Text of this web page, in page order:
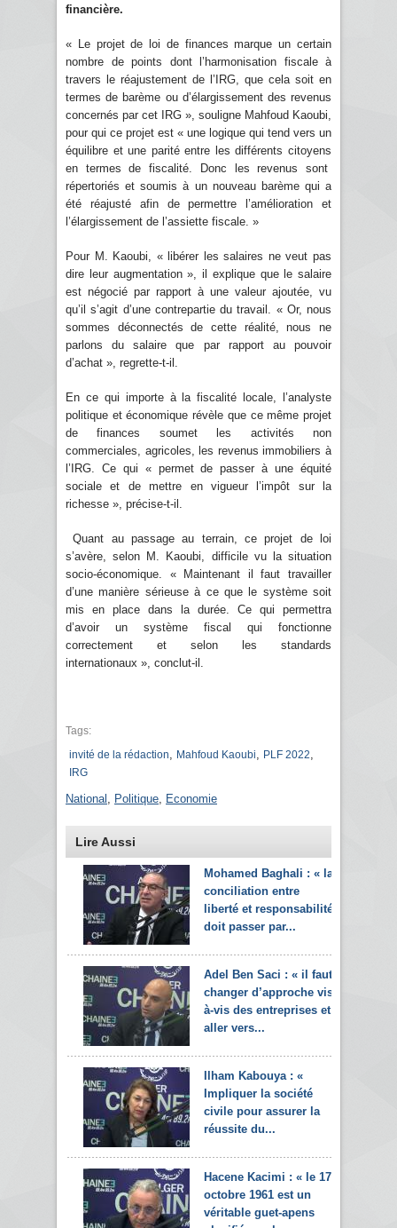
financière.
« Le projet de loi de finances marque un certain
nombre de points dont l’harmonisation fiscale à
travers le réajustement de l’IRG, que cela soit en
termes de barème ou d’élargissement des revenus
concernés par cet IRG », souligne Mahfoud Kaoubi,
pour qui ce projet est « une logique qui tend vers un
équilibre et une parité entre les différents citoyens
en termes de fiscalité. Donc les revenus sont
répertoriés et soumis à un nouveau barème qui a
été réajusté afin de permettre l’amélioration et
l’élargissement de l’assiette fiscale. »
Pour M. Kaoubi, « libérer les salaires ne veut pas
dire leur augmentation », il explique que le salaire
est négocié par rapport à une valeur ajoutée, vu
qu’il s’agit d’une contrepartie du travail. « Or, nous
sommes déconnectés de cette réalité, nous ne
parlons du salaire que par rapport au pouvoir
d’achat », regrette-t-il.
En ce qui importe à la fiscalité locale, l’analyste
politique et économique révèle que ce même projet
de finances soumet les activités non
commerciales, agricoles, les revenus immobiliers à
l’IRG. Ce qui « permet de passer à une équité
sociale et de mettre en vigueur l’impôt sur la
richesse », précise-t-il.
Quant au passage au terrain, ce projet de loi
s’avère, selon M. Kaoubi, difficile vu la situation
socio-économique. « Maintenant il faut travailler
d’une manière sérieuse à ce que le système soit
mis en place dans la durée. Ce qui permettra
d’avoir un système fiscal qui fonctionne
correctement et selon les standards
internationaux », conclut-il.
Tags:
invité de la rédaction
Mahfoud Kaoubi PLF 2022
IRG
National Politique Economie
Lire Aussi
Mohamed Baghali : « la
conciliation entre
liberté et responsabilité
doit passer par...
Adel Ben Saci : « il faut
changer d’approche vis-
à-vis des entreprises et
aller vers...
Ilham Kabouya : «
Impliquer la société
civile pour assurer la
réussite du...
Hacene Kacimi : « le 17
octobre 1961 est un
véritable guet-apens